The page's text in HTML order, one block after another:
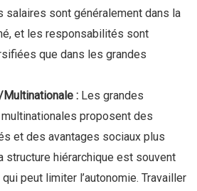
salaires sont généralement dans la
et les responsabilités sont
que dans les grandes
: Les grandes
proposent des
et des avantages sociaux plus
structure hiérarchique est souvent
peut limiter l’autonomie. Travailler